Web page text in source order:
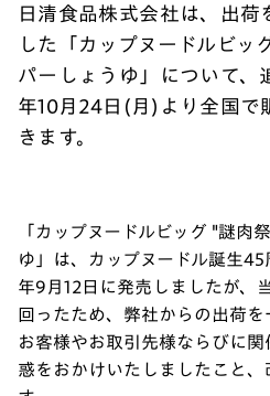
日清食品株式会社は、出荷
した「カップヌードルビッ
パーしょうゆ」について、
年10月24日(月)より全国で
きます。
「カップヌードルビッグ "謎肉
ゆ」は、カップヌードル誕生
年9月12日に発売しましたが、
回ったため、弊社からの出荷を
お客様やお取引先様ならびに
惑をおかけいたしましたこと